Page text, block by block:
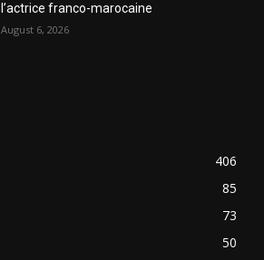
l’actrice franco-marocaine
August 6, 2026
406
85
73
50